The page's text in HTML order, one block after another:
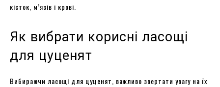
кісток, м’язів і крові.
Як вибрати корисні ласощі
для цуценят
Вибираючи ласощі для цуценят, важливо звертати увагу на їх